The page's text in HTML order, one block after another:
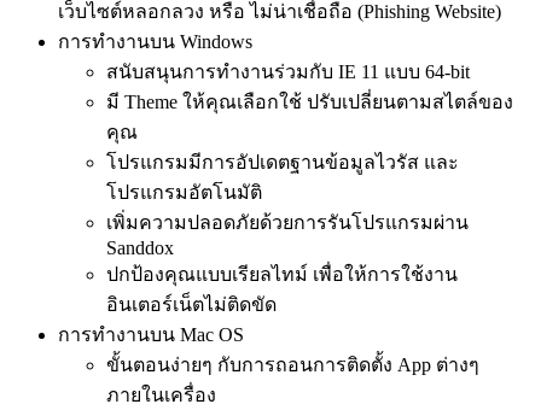
เว็บไซต์หลอกลวง หรือ ไม่น่าเชื่อถือ (Phishing Website)
การทำงานบน Windows
สนับสนุนการทำงานร่วมกับ IE 11 แบบ 64-bit
มี Theme ให้คุณเลือกใช้ ปรับเปลี่ยนตามสไตล์ของ
คุณ
โปรแกรมมีการอัปเดตฐานข้อมูลไวรัส และ
โปรแกรมอัตโนมัติ
เพิ่มความปลอดภัยด้วยการรันโปรแกรมผ่าน
Sanddox
ปกป้องคุณแบบเรียลไทม์ เพื่อให้การใช้งาน
อินเตอร์เน็ตไม่ติดขัด
การทำงานบน Mac OS
ขั้นตอนง่ายๆ กับการถอนการติดตั้ง App ต่างๆ
ภายในเครื่อง